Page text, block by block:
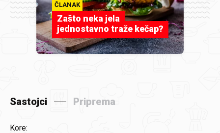
ČLANAK
Zašto neka jela
jednostavno traže kečap?
Sastojci Priprema
Kore: